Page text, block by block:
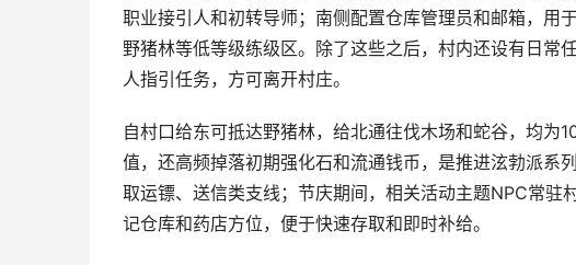
职业接引人和初转导师；南侧配置仓库管理员和邮箱，用
野猪林等低等级练级区。除了这些之后，村内还设有日常
人指引任务，方可离开村庄。
自村口给东可抵达野猪林，给北通往伐木场和蛇谷，均
值，还高频掉落初期强化石和流通钱币，是推进泫勃派系
取运镖、送信类支线；节庆期间，相关活动主题NPC常
记仓库和药店方位，便于快速存取和即时补给。